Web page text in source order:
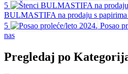
5
BULMASTIFA na prodaju s papirima
5
Posao
nas
Pregledaj po